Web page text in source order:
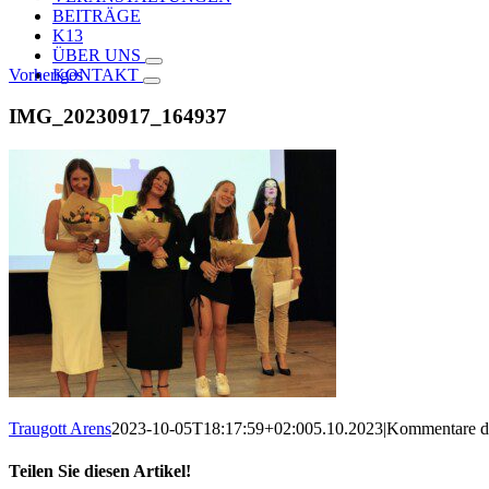
BEITRÄGE
K13
ÜBER UNS
KONTAKT
Vorheriges
IMG_20230917_164937
Traugott Arens2023-10-05T18:17:59+02:005.10.2023|Kommentare
Teilen Sie diesen Artikel!